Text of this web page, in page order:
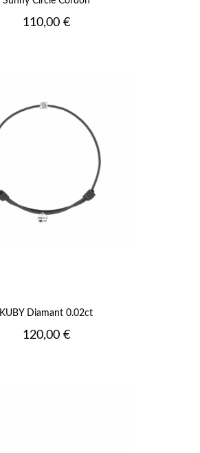
Prix
110,00 €
KUBY Diamant 0.02ct
Prix
120,00 €